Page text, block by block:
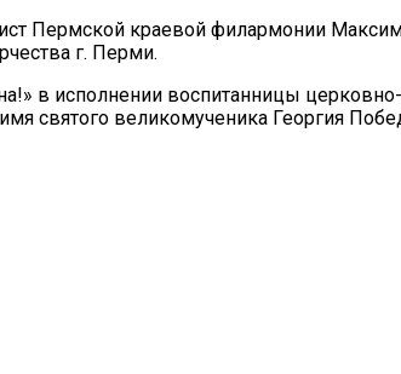
Пермской краевой филармонии
г. Перми.
в исполнении воспитанницы
святого великомученика Георгия